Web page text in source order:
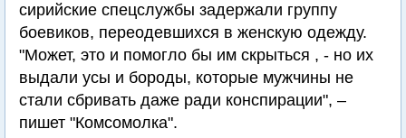
сирийские спецслужбы задержали группу
боевиков, переодевшихся в женскую одежду.
"Может, это и помогло бы им скрыться , - но их
выдали усы и бороды, которые мужчины не
стали сбривать даже ради конспирации", –
пишет "Комсомолка".